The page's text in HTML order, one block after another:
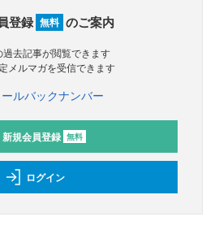
登録 無料 のご案内
過去記事が閲覧できます
メルマガを受信できます
ールバックナンバー
新規会員登録 無料
ログイン